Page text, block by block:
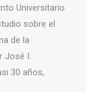
Universitario
sobre el
de la
José I.
30 años,